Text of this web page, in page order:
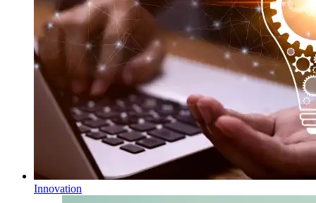
Innovation